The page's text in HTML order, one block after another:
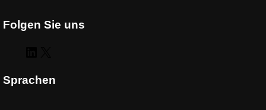
Folgen Sie uns
Sprachen